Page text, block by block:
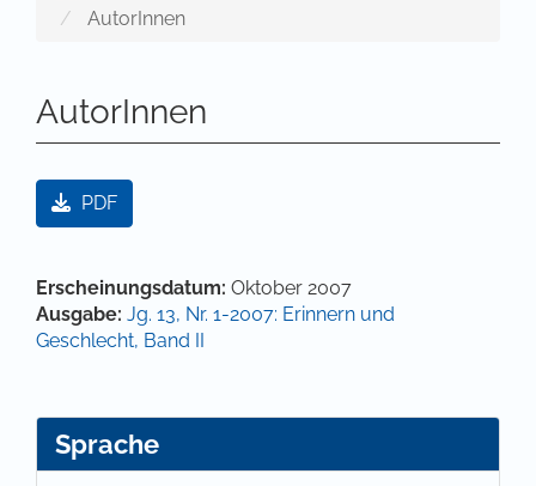
AutorInnen
AutorInnen
Artikel-Sidebar
PDF
Hauptsächlicher Artikelinhalt
Artikel-Details
Erscheinungsdatum: Oktober 2007
Ausgabe: Jg. 13, Nr. 1-2007: Erinnern und
Geschlecht, Band II
Sprache